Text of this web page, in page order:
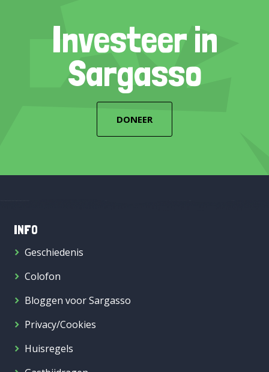
Investeer in
Sargasso
DONEER
INFO
Geschiedenis
Colofon
Bloggen voor Sargasso
Privacy/Cookies
Huisregels